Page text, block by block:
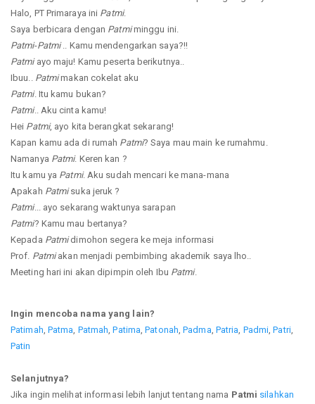
Halo, PT Primaraya ini Patmi.
Saya berbicara dengan Patmiminggu ini.
Patmi-Patmi.. Kamu mendengarkan saya?!!
Patmiayo maju! Kamu peserta berikutnya..
Ibuu.. Patmimakan cokelat aku
Patmi. Itu kamu bukan?
Patmi.. Aku cinta kamu!
Hei Patmi, ayo kita berangkat sekarang!
Kapan kamu ada di rumah Patmi? Saya mau main ke rumahmu.
Namanya Patmi. Keren kan ?
Itu kamu ya Patmi. Aku sudah mencari ke mana-mana
Apakah Patmisuka jeruk ?
Patmi... ayo sekarang waktunya sarapan
Patmi? Kamu mau bertanya?
Kepada Patmidimohon segera ke meja informasi
Prof. Patmiakan menjadi pembimbing akademik saya lho..
Meeting hari ini akan dipimpin oleh Ibu Patmi.
Ingin mencoba nama yang lain?
Patimah Patma Patmah ,Patima ,Patonah ,Padma Patria Padmi ,Patri,
Patin
Selanjutnya?
Jika ingin melihat informasi lebih lanjut tentang nama Patmi silahkan